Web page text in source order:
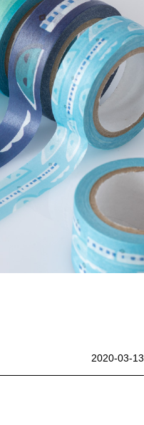
せとうち
岡山・備後のうめぇもん
美作市/西粟倉村/奈義町/勝央町
津山市/鏡野町/吉備中央町/久米南町/美咲町
尾道市/福山市/笠岡市/府中市
新見市/高梁市/総社市/井原市/矢掛町
ルカタログ
スローライフ列車
2020-03-13